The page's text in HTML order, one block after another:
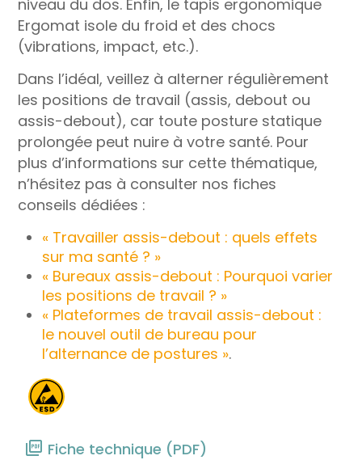
niveau du dos. Enfin, le tapis ergonomique
Ergomat isole du froid et des chocs
(vibrations, impact, etc.).
Dans l’idéal, veillez à alterner régulièrement
les positions de travail (assis, debout ou
assis-debout), car toute posture statique
prolongée peut nuire à votre santé. Pour
plus d’informations sur cette thématique,
n’hésitez pas à consulter nos fiches
conseils dédiées :
« Travailler assis-debout : quels effets
sur ma santé ? »
« Bureaux assis-debout : Pourquoi varier
les positions de travail ? »
« Plateformes de travail assis-debout :
le nouvel outil de bureau pour
l’alternance de postures ».
Fiche technique (PDF)